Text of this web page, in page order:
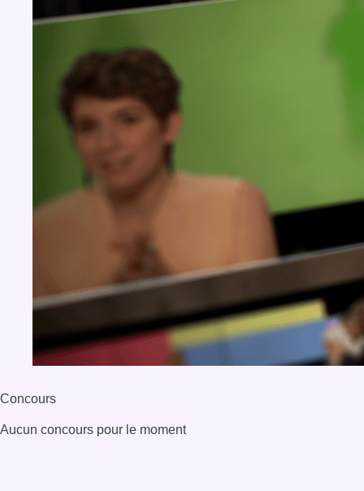
Concours
Aucun concours pour le moment